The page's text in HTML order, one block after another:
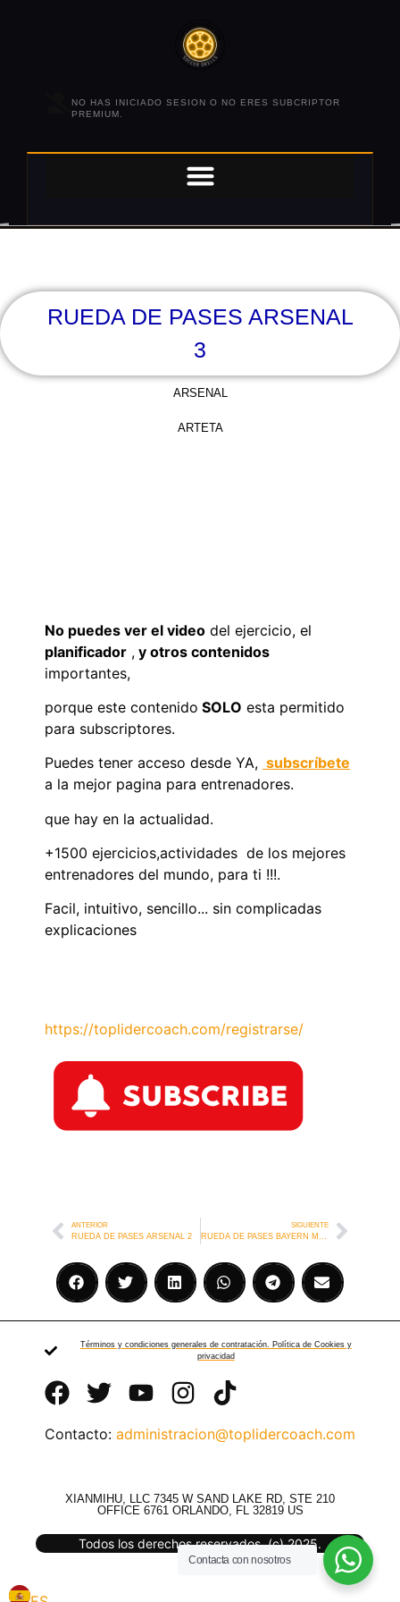
NO HAS INICIADO SESION O NO ERES SUBCRIPTOR
PREMIUM.
RUEDA DE PASES ARSENAL
3
ARSENAL
ARTETA
No puedes ver el video del ejercicio, el
planificador , y otros contenidos
importantes,
porque este contenido SOLO esta permitido
para subscriptores.
Puedes tener acceso desde YA, subscríbete
a la mejor pagina para entrenadores.
que hay en la actualidad.
+1500 ejercicios,actividades de los mejores
entrenadores del mundo, para ti !!!.
Facil, intuitivo, sencillo... sin complicadas
explicaciones
https://toplidercoach.com/registrarse/
ANTERIOR
RUEDA DE PASES ARSENAL 2
SIGUIENTE
Términos y condiciones generales de contratación. Política de Cookies y
privacidad
Contacto: administracion@toplidercoach.com
XIANMIHU, LLC 7345 W SAND LAKE RD, STE 210
OFFICE 6761 ORLANDO, FL 32819 US
Todos los derechos reservados. (c) 2025.
Contacta con nosotros